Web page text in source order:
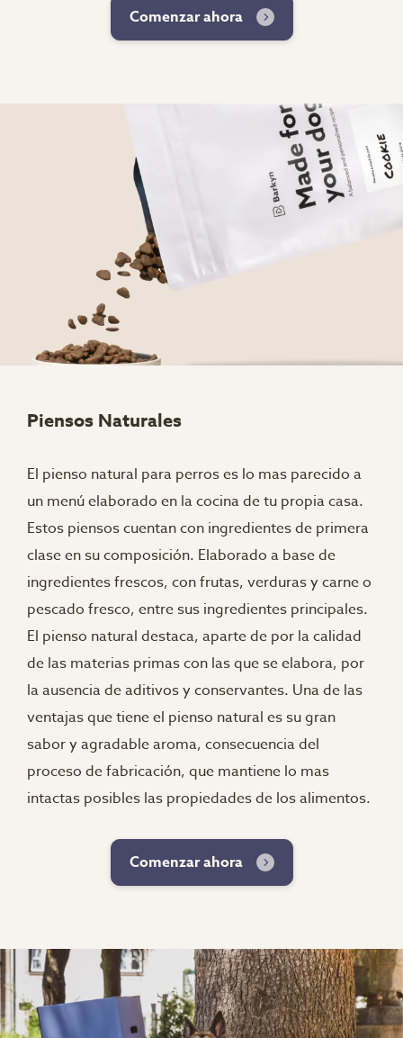
Comenzar ahora
Piensos Naturales
El pienso natural para perros es lo mas parecido a
un menú elaborado en la cocina de tu propia casa.
Estos piensos cuentan con ingredientes de primera
clase en su composición. Elaborado a base de
ingredientes frescos, con frutas, verduras y carne o
pescado fresco, entre sus ingredientes principales.
El pienso natural destaca, aparte de por la calidad
de las materias primas con las que se elabora, por
la ausencia de aditivos y conservantes. Una de las
ventajas que tiene el pienso natural es su gran
sabor y agradable aroma, consecuencia del
proceso de fabricación, que mantiene lo mas
intactas posibles las propiedades de los alimentos.
Comenzar ahora